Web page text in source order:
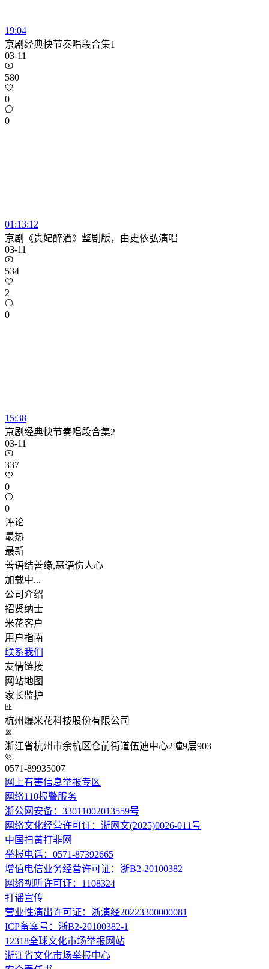
19:04
京剧经典快节奏唱段合集1
03-11
580
0
0
01:13:12
京剧《贵妃醉酒》整剧版，由史依弘演唱
03-11
534
2
0
15:38
京剧经典快节奏唱段合集2
03-11
337
0
0
评论
最热
最新
善语结善缘,恶语伤人心
加载中...
公司介绍
招贤纳士
米花客户
用户指南
联系我们
友情链接
网站地图
家长监护
杭州爆米花科技股份有限公司
浙江省杭州市余杭区仓前街道伍迪中心2幢9层903
0571-89935007
网上有害信息举报专区
网络110报警服务
浙公网安备：33011002013559号
网络文化经营许可证：浙网文(2025)0026-011号
中国扫黄打非网
举报电话：0571-87392665
增值电信业务经营许可证：浙B2-20100382
网络视听许可证：1108324
打谣宣传
营业性演出许可证：浙演经20223300000081
ICP备案号：浙B2-20100382-1
12318全球文化市场举报网站
浙江省文化市场举报中心